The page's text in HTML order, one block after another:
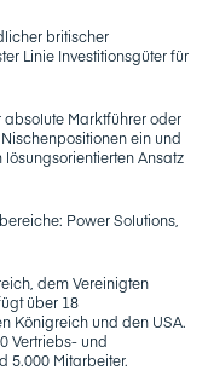
britischer
Linie Investitionsgüter für
Marktführer oder
ein und
Ansatz
Power Solutions,
dem Vereinigten
über 18
Königreich und den USA.
Vertriebs- und
5.000 Mitarbeiter.